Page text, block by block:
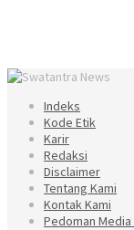
Indeks
Kode Etik
Karir
Redaksi
Disclaimer
Tentang Kami
Kontak Kami
Pedoman